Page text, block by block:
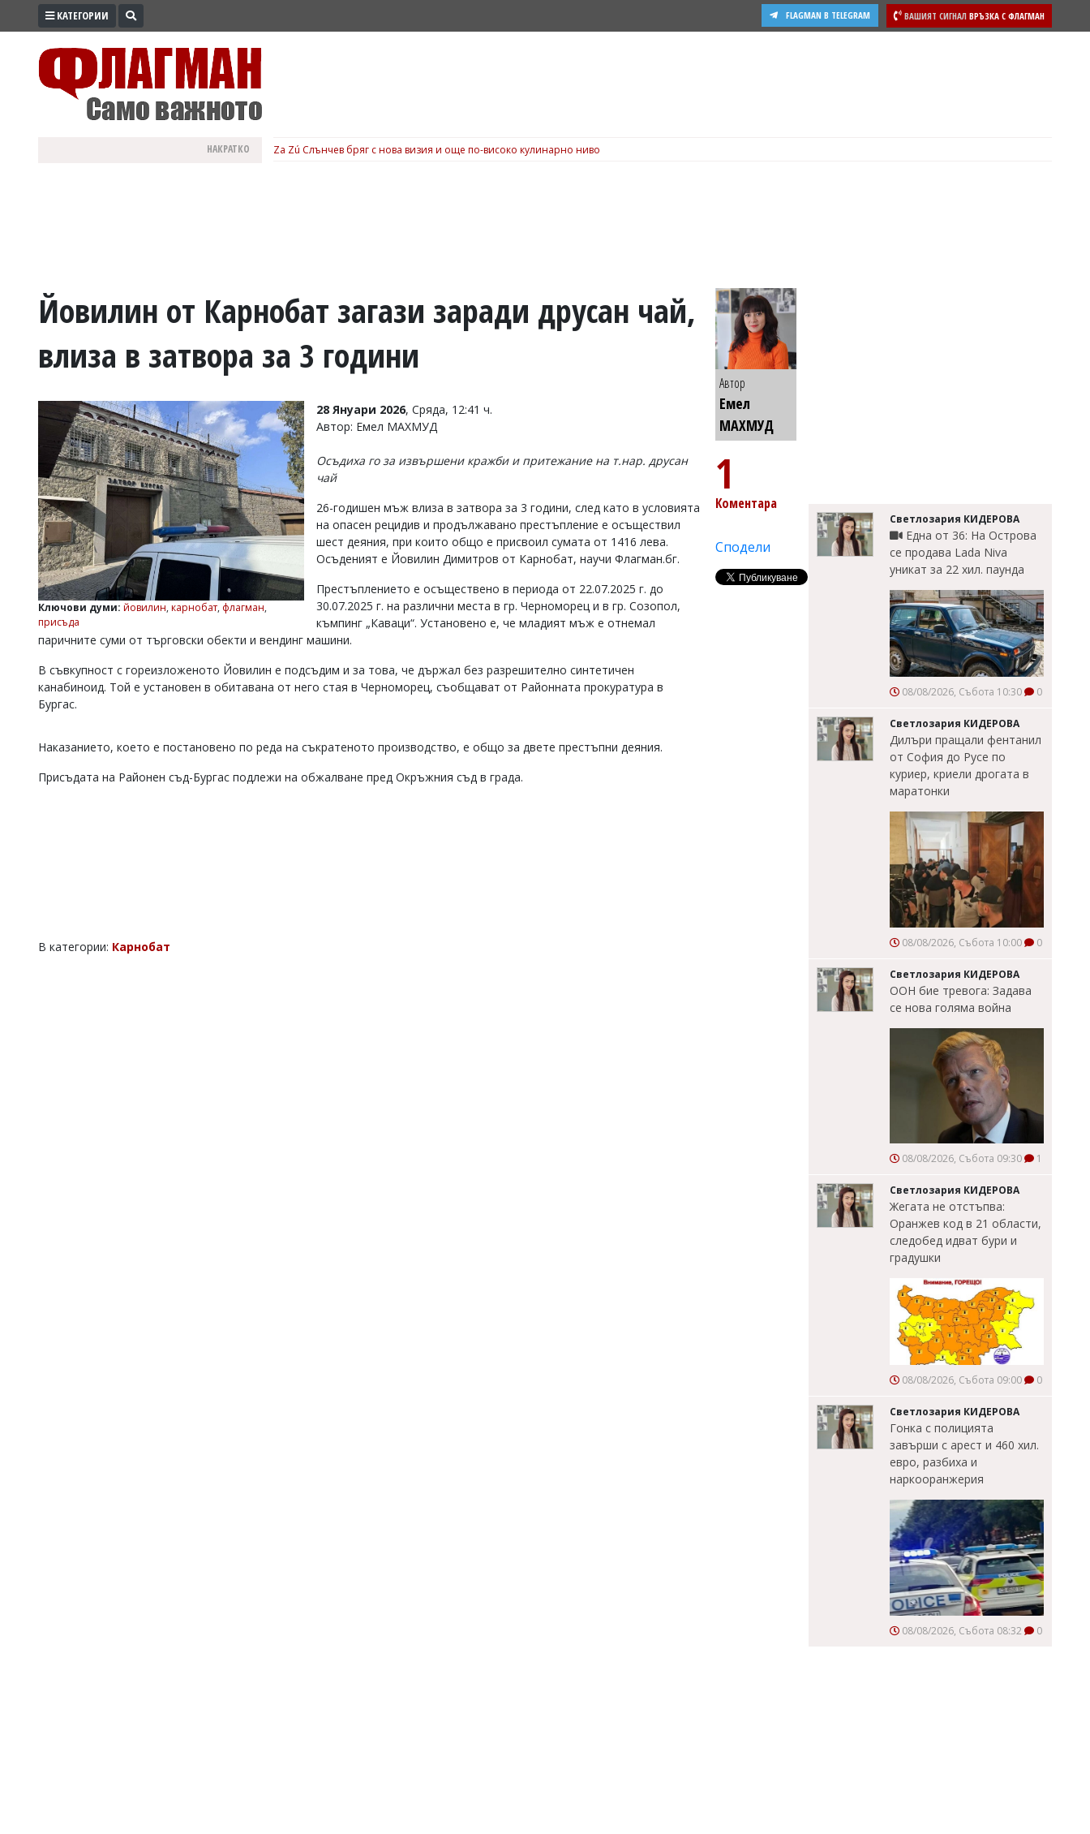
ПРОМО
ЛАЙФСТАЙЛ
ВОЙНАТА
УКРАЙНА
РАЗСЛЕДВАНЕ
БИЗНЕС
Управители:
Веселин
Василев,
v.vasilev@flagman.bg
Касабова,
k.kassabova@flagman.bg
Главен
Колев,
office@flagman.bg
Коментарите
статиите
КАТЕГОРИИ ВАШИЯТ СИГНАЛ ВРЪЗКА С ФЛАГМАН
FLAGMAN В TELEGRAM
НАКРАТКО Za Zú Слънчев бряг с нова визия и още по-високо кулинарно ниво
Йовилин от Карнобат загази заради друсан чай,
влиза в затвора за 3 години
Ключови думи: йовилин, карнобат, флагман,
присъда
28 Януари 2026, Сряда, 12:41 ч.
Автор: Емел МАХМУД
Осъдиха го за извършени кражби и притежание на т.нар. друсан
чай
26-годишен мъж влиза в затвора за 3 години, след като в условията
на опасен рецидив и продължавано престъпление е осъществил
шест деяния, при които общо е присвоил сумата от 1416 лева.
Осъденият е Йовилин Димитров от Карнобат, научи Флагман.бг.
Престъплението е осъществено в периода от 22.07.2025 г. до
30.07.2025 г. на различни места в гр. Черноморец и в гр. Созопол,
къмпинг „Каваци“. Установено е, че младият мъж е отнемал
паричните суми от търговски обекти и вендинг машини.
В съвкупност с гореизложеното Йовилин е подсъдим и за това, че държал без разрешително синтетичен
канабиноид. Той е установен в обитавана от него стая в Черноморец, съобщават от Районната прокуратура в
Бургас.
Наказанието, което е постановено по реда на съкратеното производство, е общо за двете престъпни деяния.
Присъдата на Районен съд-Бургас подлежи на обжалване пред Окръжния съд в града.
В категории: Карнобат
Автор
Емел
МАХМУД
1
Коментара
Сподели
Светлозария КИДЕРОВА
Една от 36: На Острова
се продава Lada Niva
уникат за 22 хил. паунда
08/08/2026, Събота 10:30 0
Светлозария КИДЕРОВА
Дилъри пращали фентанил
от София до Русе по
куриер, криели дрогата в
маратонки
08/08/2026, Събота 10:00 0
Светлозария КИДЕРОВА
ООН бие тревога: Задава
се нова голяма война
08/08/2026, Събота 09:30 1
Светлозария КИДЕРОВА
Жегата не отстъпва:
Оранжев код в 21 области,
следобед идват бури и
градушки
08/08/2026, Събота 09:00 0
Светлозария КИДЕРОВА
Гонка с полицията
завърши с арест и 460 хил.
евро, разбиха и
наркооранжерия
08/08/2026, Събота 08:32 0